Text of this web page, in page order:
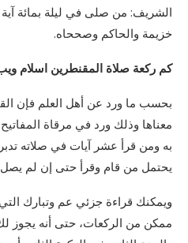
الشريف: من صلى في ليلة بمائة آية
خزيمة والحاكم وصححاه.
كم ركعة صلاة المقنطرين اسلام
بحسب ما ورد عن أهل العلم فإن
معناها وذلك ورد في مرقاة
به ومن قرأ عشر آيات في صلاته
يحتمل من قام وقرأ حتى إن لم
ويمكنك قراءة جزئي عم وتبارك
ممكن من الركعات، حتى أنه يجوز